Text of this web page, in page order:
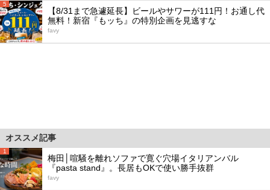
5
【8/31まで急遽延長】ビールやサワーが111円！お通し代
無料！新宿『もッち』の特別企画を見逃すな
favy
オススメ記事
1
梅田│喧騒を離れソファで寛ぐ穴場イタリアンバル
『pasta stand』。長居もOKで使い勝手抜群
favy